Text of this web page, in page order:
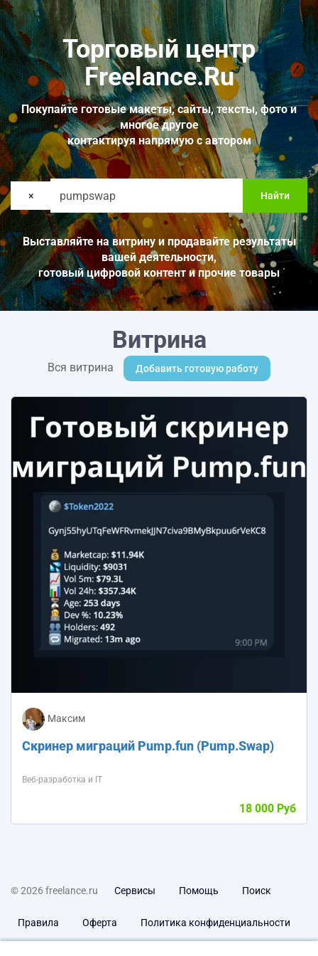
Торговый центр
Freelance.Ru
Покупайте готовые макеты, сайты, тексты, фото и
многое другое
контактируя напрямую с автором
× Найти
Выставляйте на витрину и продавайте результаты
вашей деятельности,
готовый цифровой контент и прочие товары
Витрина
Вся витрина Добавить готовую работу
Максим
Скринер миграций Pump.fun (Pump.Swap)
Веб-разработка и IT
18 000 Руб
© 2026 freelance.ru Сервисы Помощь Поиск
Правила Оферта Политика конфиденциальности